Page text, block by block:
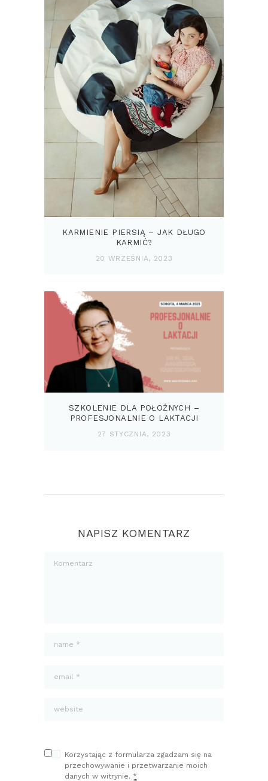
KARMIENIE PIERSIĄ – JAK DŁUGO
KARMIĆ?
20 WRZEŚNIA, 2023
SZKOLENIE DLA POŁOŻNYCH –
PROFESJONALNIE O LAKTACJI
27 STYCZNIA, 2023
NAPISZ KOMENTARZ
Korzystając z formularza zgadzam się na
przechowywanie i przetwarzanie moich
danych w witrynie. *